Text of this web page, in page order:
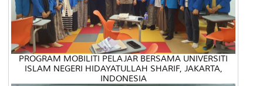
PROGRAM MOBILITI PELAJAR BERSAMA UNIVERSITI
ISLAM NEGERI HIDAYATULLAH SHARIF, JAKARTA,
INDONESIA